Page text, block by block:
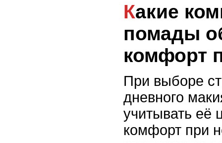
Какие компоненты
помады
комфорт
При выборе
дневного
учитывать её
комфорт при